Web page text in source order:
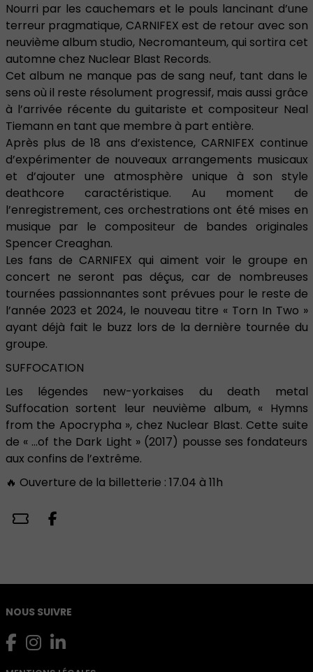
Nourri par les cauchemars et le pouls lancinant d’une
terreur pragmatique, CARNIFEX est de retour avec son
neuvième album studio, Necromanteum, qui sortira cet
automne chez Nuclear Blast Records.
Cet album ne manque pas de sang neuf, tant dans le
sens où il reste résolument progressif, mais aussi grâce
à l’arrivée récente du guitariste et compositeur Neal
Tiemann en tant que membre à part entière.
Après plus de 18 ans d’existence, CARNIFEX continue
d’expérimenter de nouveaux arrangements musicaux
et d’ajouter une atmosphère unique à son style
deathcore caractéristique. Au moment de
l’enregistrement, ces orchestrations ont été mises en
musique par le compositeur de bandes originales
Spencer Creaghan.
Les fans de CARNIFEX qui aiment voir le groupe en
concert ne seront pas déçus, car de nombreuses
tournées passionnantes sont prévues pour le reste de
l’année 2023 et 2024, le nouveau titre « Torn In Two »
ayant déjà fait le buzz lors de la dernière tournée du
groupe.
SUFFOCATION
Les légendes new-yorkaises du death metal
Suffocation sortent leur neuvième album, « Hymns
from the Apocrypha », chez Nuclear Blast. Cette suite
de « …of the Dark Light » (2017) pousse ses fondateurs
aux confins de l’extrême.
🔥 Ouverture de la billetterie : 17.04 à 11h
NOUS SUIVRE